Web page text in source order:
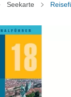
Seekarte